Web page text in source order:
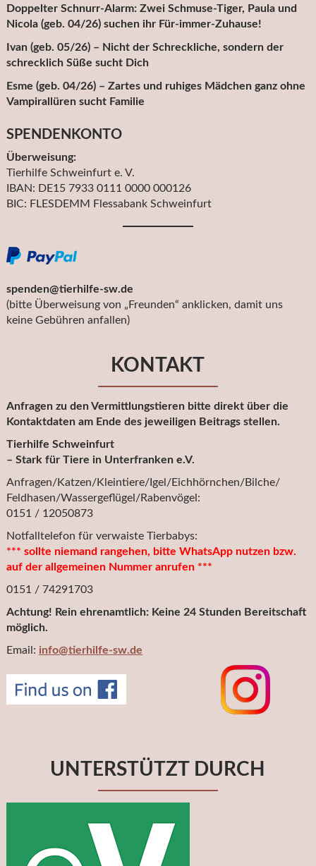
Doppelter Schnurr-Alarm: Zwei Schmuse-Tiger, Paula und
Nicola (geb. 04/26) suchen ihr Für-immer-Zuhause!
Ivan (geb. 05/26) – Nicht der Schreckliche, sondern der
schrecklich Süße sucht Dich
Esme (geb. 04/26) – Zartes und ruhiges Mädchen ganz ohne
Vampirallüren sucht Familie
SPENDENKONTO
Überweisung:
Tierhilfe Schweinfurt e. V.
IBAN: DE15 7933 0111 0000 000126
BIC: FLESDEMM Flessabank Schweinfurt
spenden@tierhilfe-sw.de
(bitte Überweisung von „Freunden“ anklicken, damit uns
keine Gebühren anfallen)
KONTAKT
Anfragen zu den Vermittlungstieren bitte direkt über die
Kontaktdaten am Ende des jeweiligen Beitrags stellen.
Tierhilfe Schweinfurt
– Stark für Tiere in Unterfranken e.V.
Anfragen/Katzen/Kleintiere/Igel/Eichhörnchen/Bilche/
Feldhasen/Wassergeflügel/Rabenvögel:
0151 / 12050873
Notfalltelefon für verwaiste Tierbabys:
*** sollte niemand rangehen, bitte WhatsApp nutzen bzw.
auf der allgemeinen Nummer anrufen ***
0151 / 74291703
Achtung! Rein ehrenamtlich: Keine 24 Stunden Bereitschaft
möglich.
Email: info@tierhilfe-sw.de
UNTERSTÜTZT DURCH